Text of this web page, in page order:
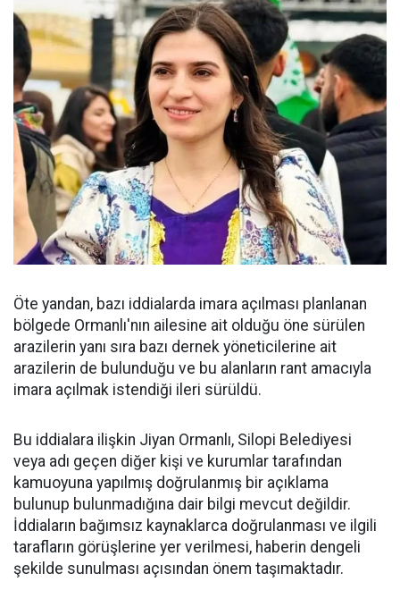
Öte yandan, bazı iddialarda imara açılması planlanan
bölgede Ormanlı'nın ailesine ait olduğu öne sürülen
arazilerin yanı sıra bazı dernek yöneticilerine ait
arazilerin de bulunduğu ve bu alanların rant amacıyla
imara açılmak istendiği ileri sürüldü.
Bu iddialara ilişkin Jiyan Ormanlı, Silopi Belediyesi
veya adı geçen diğer kişi ve kurumlar tarafından
kamuoyuna yapılmış doğrulanmış bir açıklama
bulunup bulunmadığına dair bilgi mevcut değildir.
İddiaların bağımsız kaynaklarca doğrulanması ve ilgili
tarafların görüşlerine yer verilmesi, haberin dengeli
şekilde sunulması açısından önem taşımaktadır.